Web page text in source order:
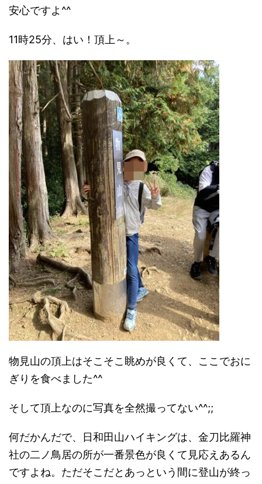
安心ですよ^^
11時25分、はい！頂上～。
物見山の頂上はそこそこ眺めが良くて、ここでおに
ぎりを食べました^^
そして頂上なのに写真を全然撮ってない^^;;
何だかんだで、日和田山ハイキングは、 金刀比羅神
社の二ノ鳥居の所が一番景色が良くて見応えあるん
ですよね。ただそこだとあっという間に登山が終っ